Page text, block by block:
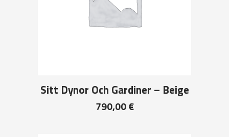
Sitt Dynor Och Gardiner – Beige
790,00€